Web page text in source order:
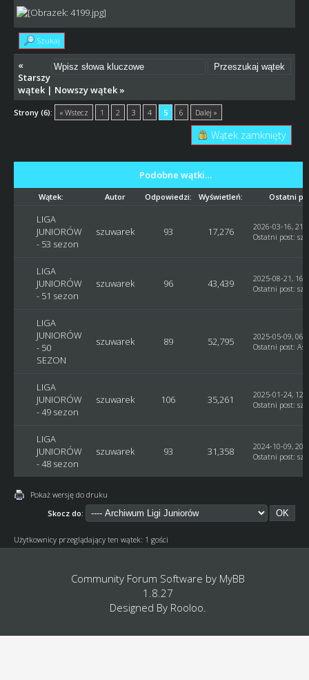
Szukaj
«
Starszy
wątek| Nowszy wątek»
Strony (6): « Wstecz 1 2 3 4 5 6 Dalej »
Wątek zamknięty
Podobne wątki…
Wątek: Autor Odpowiedzi: Wyświetleń: Ostatni
LIGA
JUNIORÓW
- 53 sezon
szuwarek 93 17,276
2026-03-16,
Ostatni post:
LIGA
JUNIORÓW
- 51 sezon
szuwarek 96 43,439
2025-08-21,
Ostatni post:
LIGA
JUNIORÓW
- 50
SEZON
szuwarek 89 52,795
2025-05-09,
Ostatni post:
LIGA
JUNIORÓW
- 49 sezon
szuwarek 106 35,261
2025-01-24,
Ostatni post:
LIGA
JUNIORÓW
- 48 sezon
szuwarek 93 31,358
2024-10-09,
Ostatni post:
Pokaż wersję do druku
Skocz do:
Użytkownicy przeglądający ten wątek: 1 gości
Community Forum Software by MyBB
1.8.27
Designed By Rooloo